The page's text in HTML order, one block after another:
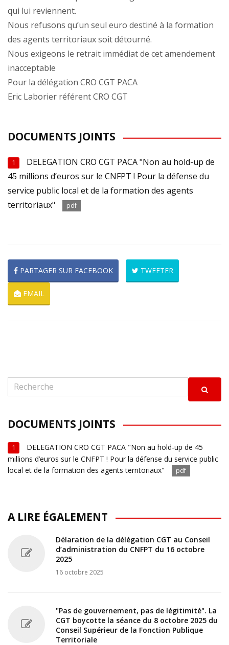
qui lui reviennent.
Nous refusons qu’un seul euro destiné à la formation
des agents territoriaux soit détourné.
Nous exigeons le retrait immédiat de cet amendement
inacceptable
Pour la délégation CRO CGT PACA
Eric Laborier référent CRO CGT
DOCUMENTS JOINTS
1
DELEGATION CRO CGT PACA "Non au hold-up de
45 millions d’euros sur le CNFPT ! Pour la défense du
service public local et de la formation des agents
territoriaux"
pdf
PARTAGER SUR FACEBOOK TWEETER
EMAIL
DOCUMENTS JOINTS
1
DELEGATION CRO CGT PACA "Non au hold-up de 45
millions d’euros sur le CNFPT ! Pour la défense du service public
local et de la formation des agents territoriaux"
pdf
A LIRE ÉGALEMENT
Délaration de la délégation CGT au Conseil
d’administration du CNFPT du 16 octobre
2025
16 octobre 2025
"Pas de gouvernement, pas de légitimité". La
CGT boycotte la séance du 8 octobre 2025 du
Conseil Supérieur de la Fonction Publique
Territoriale